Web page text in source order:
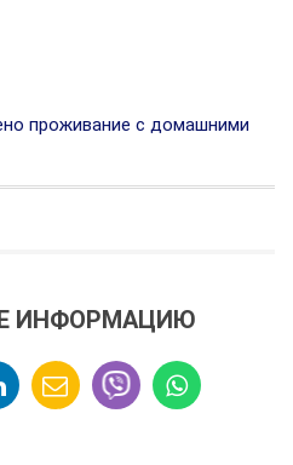
проживание с домашними
ИНФОРМАЦИЮ